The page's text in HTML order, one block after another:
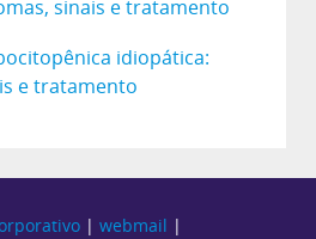
sinais e tratamento
idiopática:
e tratamento
webmail